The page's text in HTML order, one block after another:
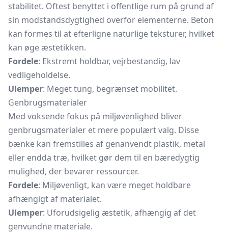
stabilitet. Oftest benyttet i offentlige rum på grund af
sin modstandsdygtighed overfor elementerne. Beton
kan formes til at efterligne naturlige teksturer, hvilket
kan øge æstetikken.
Fordele: Ekstremt holdbar, vejrbestandig, lav
vedligeholdelse.
Ulemper: Meget tung, begrænset mobilitet.
Genbrugsmaterialer
Med voksende fokus på miljøvenlighed bliver
genbrugsmaterialer et mere populært valg. Disse
bænke kan fremstilles af genanvendt plastik, metal
eller endda træ, hvilket gør dem til en bæredygtig
mulighed, der bevarer ressourcer.
Fordele: Miljøvenligt, kan være meget holdbare
afhængigt af materialet.
Ulemper: Uforudsigelig æstetik, afhængig af det
genvundne materiale.